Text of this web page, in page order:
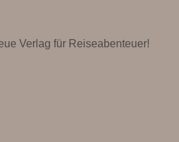
Verlag für Reiseabenteuer!